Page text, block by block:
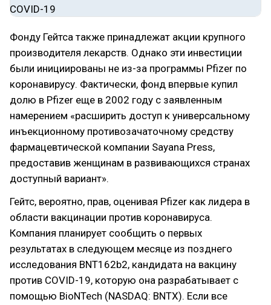
Фонду Гейтса также принадлежат акции крупного
производителя лекарств. Однако эти инвестиции
были инициированы не из-за программы Pfizer по
коронавирусу. Фактически, фонд впервые купил
долю в Pfizer еще в 2002 году с заявленным
намерением «расширить доступ к универсальному
инъекционному противозачаточному средству
фармацевтической компании Sayana Press,
предоставив женщинам в развивающихся странах
доступный вариант».
Гейтс, вероятно, прав, оценивая Pfizer как лидера в
области вакцинации против коронавируса.
Компания планирует сообщить о первых
результатах в следующем месяце из позднего
исследования BNT162b2, кандидата на вакцину
против COVID-19, которую она разрабатывает с
помощью BioNTech (NASDAQ: BNTX). Если все